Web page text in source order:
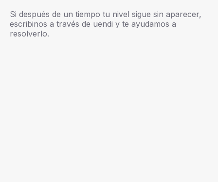
Si después de un tiempo tu nivel sigue sin aparecer,
escribinos a través de uendi y te ayudamos a
resolverlo.